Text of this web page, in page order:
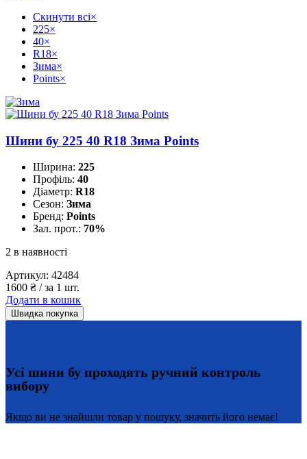
Скинути всі×
225×
40×
R18×
Зима×
Points×
Шини бу 225 40 R18 Зима Points
Ширина: 225
Профіль: 40
Діаметр: R18
Сезон: Зима
Бренд: Points
Зал. прот.: 70%
2 в наявності
Артикул: 42484
1600 ₴ / за 1 шт.
Додати в кошик
Швидка покупка
Усі шини бу проходять ручний контроль
вибору
Якщо ви не знайшли товар у пошуку, значить його немає!